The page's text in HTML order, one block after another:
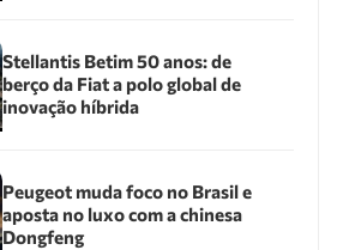
Stellantis Betim 50 anos: de
berço da Fiat a polo global de
inovação híbrida
Peugeot muda foco no Brasil e
aposta no luxo com a chinesa
Dongfeng